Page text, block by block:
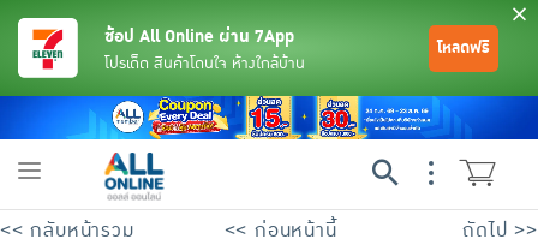
ช้อป All Online ผ่าน 7App
โปรเด็ด สินค้าโดนใจ ห้างใกล้บ้าน
โหลดฟรี
Toggle
<< กลับหน้ารวม << ก่อนหน้านี้ ถัดไป >>